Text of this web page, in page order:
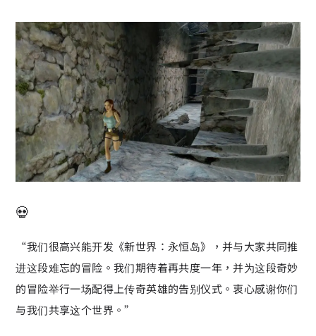
💀
“我们很高兴能开发《新世界：永恒岛》，并与大家共同推
进这段难忘的冒险。我们期待着再共度一年，并为这段奇妙
的冒险举行一场配得上传奇英雄的告别仪式。衷心感谢你们
与我们共享这个世界。”